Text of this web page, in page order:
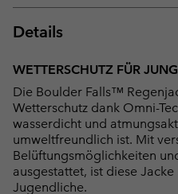
Details
WETTERSCHUTZ FÜR
Die Boulder Falls™
Wetterschutz dank Omni-
wasserdicht und
umweltfreundlich ist. Mit
Belüftungsmöglichkeiten
ausgestattet, ist diese
Jugendliche.